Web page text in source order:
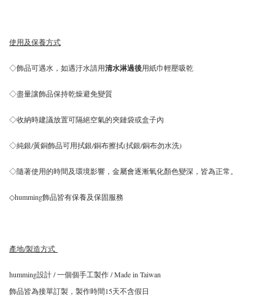
使用及保養方式
◇飾品可遇水，如遇汙水請用清水淋過後用紙巾輕壓吸乾
◇盡量讓飾品保持乾燥避免變質
◇收納時建議放置可隔絕空氣的夾鏈袋或盒子內
◇純銀/黃銅飾品可用拭銀/銅布擦拭(拭銀/銅布勿水洗)
◇隨著使用的時間及環境影響，金屬會逐漸氧化顏色變深，皆為正常。
◇humming飾品皆有保養及保固服務
產地/製造方式
humming設計 / 一個個手工製作 / Made in Taiwan
飾品皆為接單訂製，製作時間15天不含假日